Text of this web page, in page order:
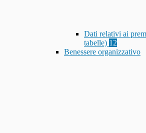
Dati relativi ai
tabelle) 12
Benessere organizzativo